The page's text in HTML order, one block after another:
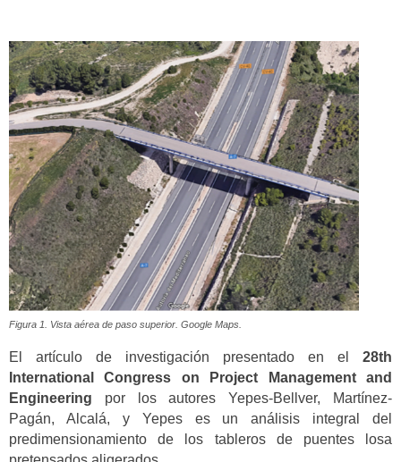
Figura 1. Vista aérea de paso superior. Google Maps.
El artículo de investigación presentado en el 28th
International Congress on Project Management and
Engineering por los autores Yepes-Bellver, Martínez-
Pagán, Alcalá, y Yepes es un análisis integral del
predimensionamiento de los tableros de puentes losa